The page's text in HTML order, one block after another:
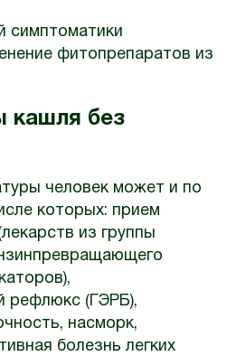
симптоматики
фитопрепаратов из
кашля без
человек может и по
которых: прием
из группы
рефлюкс (ГЭРБ),
насморк,
болезнь легких